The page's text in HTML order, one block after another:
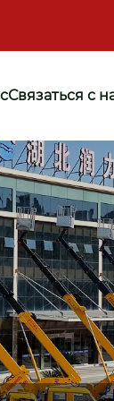
Связаться с